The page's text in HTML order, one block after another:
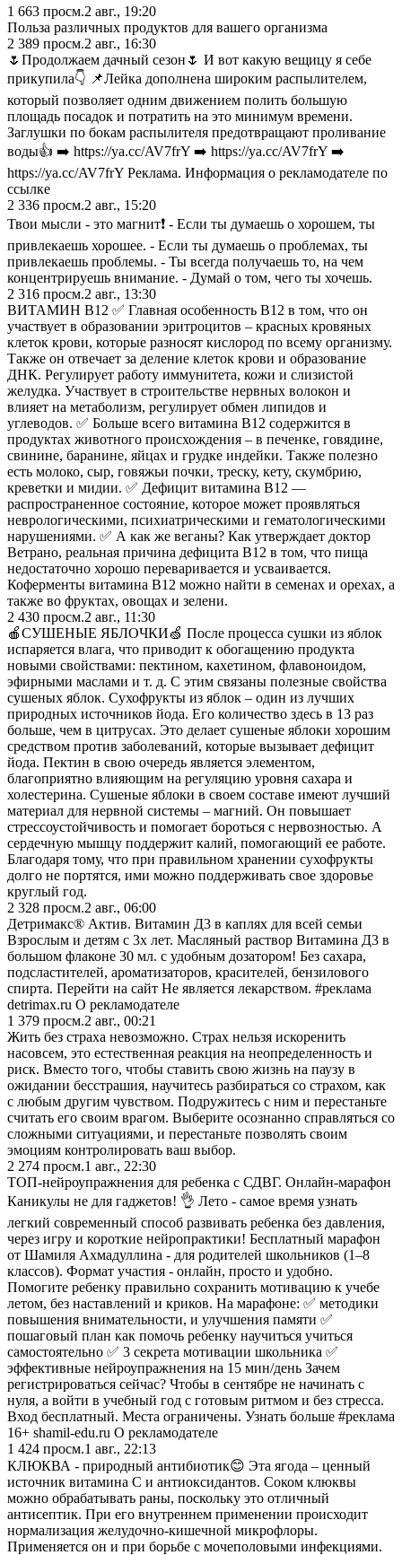
1 663 просм.2 авг., 19:20
Польза различных продуктов для вашего организма
2 389 просм.2 авг., 16:30
🌷Продолжаем дачный сезон🌷 И вот какую вещицу я себе
прикупила👇 📌Лейка дополнена широким распылителем,
который позволяет одним движением полить большую
площадь посадок и потратить на это минимум времени.
Заглушки по бокам распылителя предотвращают проливание
воды👍 ➡️ https://ya.cc/AV7frY ➡️ https://ya.cc/AV7frY ➡️
https://ya.cc/AV7frY Реклама. Информация о рекламодателе по
ссылке
2 336 просм.2 авг., 15:20
Твои мысли - это магнит❗️ - Если ты думаешь о хорошем, ты
привлекаешь хорошее. - Если ты думаешь о проблемах, ты
привлекаешь проблемы. - Ты всегда получаешь то, на чем
концентрируешь внимание. - Думай о том, чего ты хочешь.
2 316 просм.2 авг., 13:30
ВИТАМИН В12 ✅ Главная особенность B12 в том, что он
участвует в образовании эритроцитов – красных кровяных
клеток крови, которые разносят кислород по всему организму.
Также он отвечает за деление клеток крови и образование
ДНК. Регулирует работу иммунитета, кожи и слизистой
желудка. Участвует в строительстве нервных волокон и
влияет на метаболизм, регулирует обмен липидов и
углеводов. ✅ Больше всего витамина B12 содержится в
продуктах животного происхождения – в печенке, говядине,
свинине, баранине, яйцах и грудке индейки. Также полезно
есть молоко, сыр, говяжьи почки, треску, кету, скумбрию,
креветки и мидии. ✅ Дефицит витамина В12 —
распространенное состояние, которое может проявляться
неврологическими, психиатрическими и гематологическими
нарушениями. ✅ А как же веганы? Как утверждает доктор
Ветрано, реальная причина дефицита B12 в том, что пища
недостаточно хорошо переваривается и усваивается.
Коферменты витамина B12 можно найти в семенах и орехах, а
также во фруктах, овощах и зелени.
2 430 просм.2 авг., 11:30
🍎СУШЕНЫЕ ЯБЛОЧКИ🍏 После процесса сушки из яблок
испаряется влага, что приводит к обогащению продукта
новыми свойствами: пектином, кахетином, флавоноидом,
эфирными маслами и т. д. С этим связаны полезные свойства
сушеных яблок. Сухофрукты из яблок – один из лучших
природных источников йода. Его количество здесь в 13 раз
больше, чем в цитрусах. Это делает сушеные яблоки хорошим
средством против заболеваний, которые вызывает дефицит
йода. Пектин в свою очередь является элементом,
благоприятно влияющим на регуляцию уровня сахара и
холестерина. Сушеные яблоки в своем составе имеют лучший
материал для нервной системы – магний. Он повышает
стрессоустойчивость и помогает бороться с нервозностью. А
сердечную мышцу поддержит калий, помогающий ее работе.
Благодаря тому, что при правильном хранении сухофрукты
долго не портятся, ими можно поддерживать свое здоровье
круглый год.
2 328 просм.2 авг., 06:00
Детримакс® Актив. Витамин Д3 в каплях для всей семьи
Взрослым и детям с 3х лет. Масляный раствор Витамина Д3 в
большом флаконе 30 мл. с удобным дозатором! Без сахара,
подсластителей, ароматизаторов, красителей, бензилового
спирта. Перейти на сайт Не является лекарством. #реклама
detrimax.ru О рекламодателе
1 379 просм.2 авг., 00:21
Жить без страха невозможно. Страх нельзя искоренить
насовсем, это естественная реакция на неопределенность и
риск. Вместо того, чтобы ставить свою жизнь на паузу в
ожидании бесстрашия, научитесь разбираться со страхом, как
с любым другим чувством. Подружитесь с ним и перестаньте
считать его своим врагом. Выберите осознанно справляться со
сложными ситуациями, и перестаньте позволять своим
эмоциям контролировать ваш выбор.
2 274 просм.1 авг., 22:30
ТОП-нейроупражнения для ребенка с СДВГ. Онлайн-марафон
Каникулы не для гаджетов! 👌 Лето - самое время узнать
легкий современный способ развивать ребенка без давления,
через игру и короткие нейропрактики! Бесплатный марафон
от Шамиля Ахмадуллина - для родителей школьников (1–8
классов). Формат участия - онлайн, просто и удобно.
Помогите ребенку правильно сохранить мотивацию к учебе
летом, без наставлений и криков. На марафоне: ✅ методики
повышения внимательности, и улучшения памяти ✅
пошаговый план как помочь ребенку научиться учиться
самостоятельно ✅ 3 секрета мотивации школьника ✅
эффективные нейроупражнения на 15 мин/день Зачем
регистрироваться сейчас? Чтобы в сентябре не начинать с
нуля, а войти в учебный год с готовым ритмом и без стресса.
Вход бесплатный. Места ограничены. Узнать больше #реклама
16+ shamil-edu.ru О рекламодателе
1 424 просм.1 авг., 22:13
КЛЮКВА - природный антибиотик😊 Эта ягода – ценный
источник витамина C и антиоксидантов. Соком клюквы
можно обрабатывать раны, поскольку это отличный
антисептик. При его внутреннем применении происходит
нормализация желудочно-кишечной микрофлоры.
Применяется он и при борьбе с мочеполовыми инфекциями.